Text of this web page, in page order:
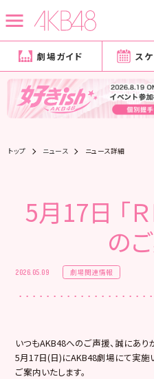
劇場ガイド ス
トップ ニュース ニュース詳細
5月17日 「Ｒ
の
2026.05.09 劇場関連情報
いつもAKB48へのご声援、誠にあり
5月17日(日)にAKB48劇場にて実施い
ご案内いたします。